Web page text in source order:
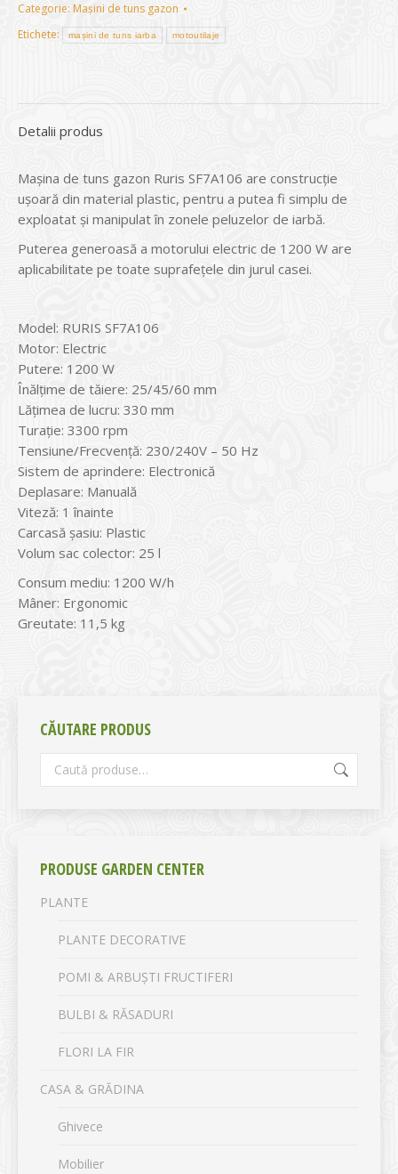
Categorie: Mașini de tuns gazon
Etichete:
mașini de tuns iarba motoutilaje
Detalii produs
Maşina de tuns gazon Ruris SF7A106 are construcţie
uşoară din material plastic, pentru a putea fi simplu de
exploatat şi manipulat în zonele peluzelor de iarbă.
Puterea generoasă a motorului electric de 1200 W are
aplicabilitate pe toate suprafeţele din jurul casei.
Model: RURIS SF7A106
Motor: Electric
Putere: 1200 W
Înălţime de tăiere: 25/45/60 mm
Lăţimea de lucru: 330 mm
Turaţie: 3300 rpm
Tensiune/Frecvenţă: 230/240V – 50 Hz
Sistem de aprindere: Electronică
Deplasare: Manuală
Viteză: 1 înainte
Carcasă șasiu: Plastic
Volum sac colector: 25 l
Consum mediu: 1200 W/h
Mâner: Ergonomic
Greutate: 11,5 kg
CĂUTARE PRODUS
PRODUSE GARDEN CENTER
PLANTE
PLANTE DECORATIVE
POMI & ARBUȘTI FRUCTIFERI
BULBI & RĂSADURI
FLORI LA FIR
CASA & GRĂDINA
Ghivece
Mobilier